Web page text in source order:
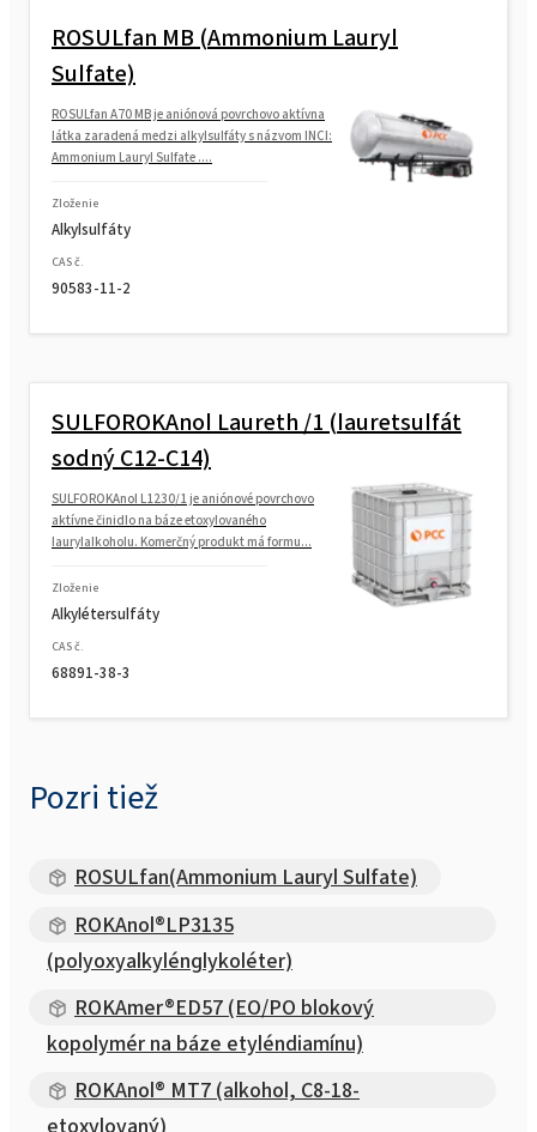
ROSULfan MB (Ammonium Lauryl
Sulfate)
ROSULfan A70 MB je aniónová povrchovo aktívna
látka zaradená medzi alkylsulfáty s názvom INCI:
Ammonium Lauryl Sulfate ....
Zloženie
Alkylsulfáty
CAS č.
90583-11-2
SULFOROKAnol Laureth /1 (lauretsulfát
sodný C12-C14)
SULFOROKAnol L1230/1 je aniónové povrchovo
aktívne činidlo na báze etoxylovaného
laurylalkoholu. Komerčný produkt má formu...
Zloženie
Alkylétersulfáty
CAS č.
68891-38-3
Pozri tiež
ROSULfan(Ammonium Lauryl Sulfate)
ROKAnol®LP3135
(polyoxyalkylénglykoléter)
ROKAmer®ED57 (EO/PO blokový
kopolymér na báze etyléndiamínu)
ROKAnol® MT7 (alkohol, C8-18-
etoxylovaný)